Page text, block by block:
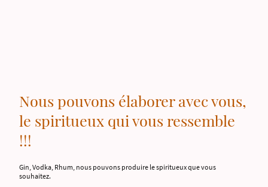
Nous pouvons élaborer avec vous,
le spiritueux qui vous ressemble
!!!
Gin, Vodka, Rhum, nous pouvons produire le spiritueux que vous
souhaitez.